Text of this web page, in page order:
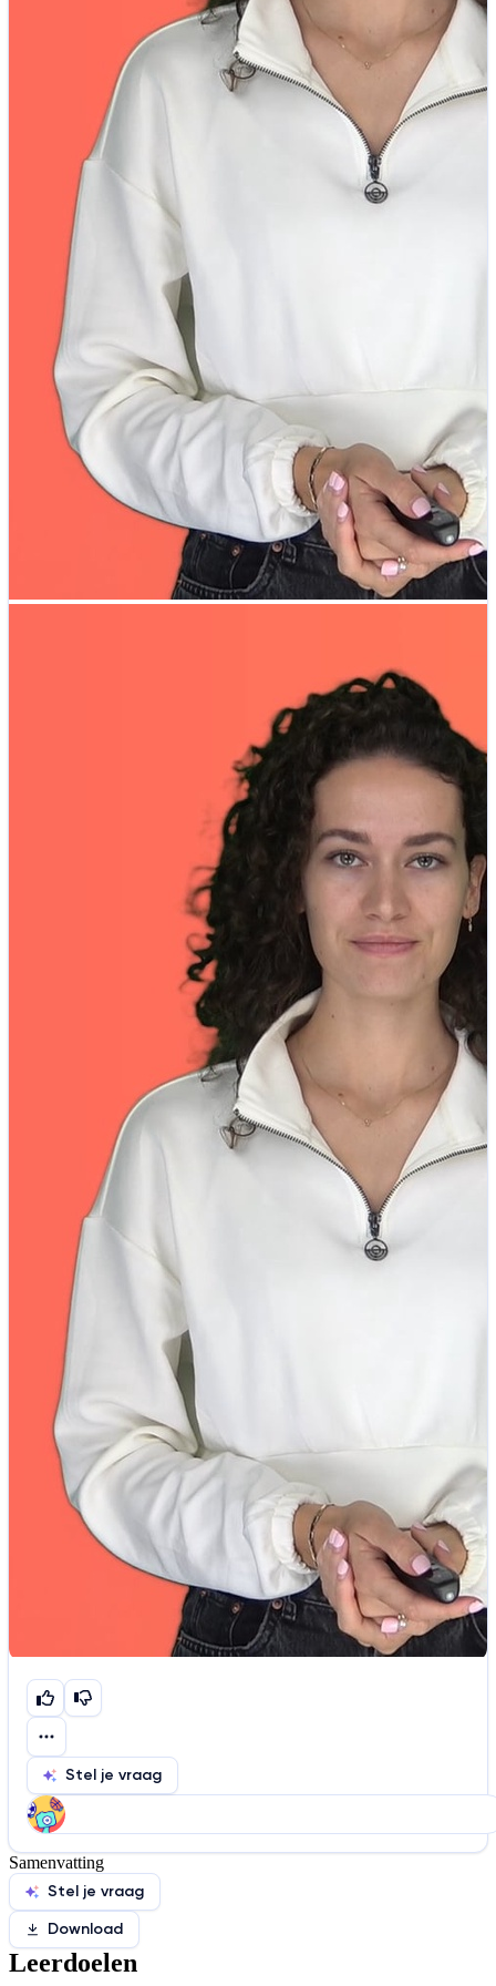
Stel je vraag
Help ons de video te verbeteren
De audio is slecht
Informatie is onjuist
De docent is te langdradig
Samenvatting
Stel je vraag
Download
Leerdoelen